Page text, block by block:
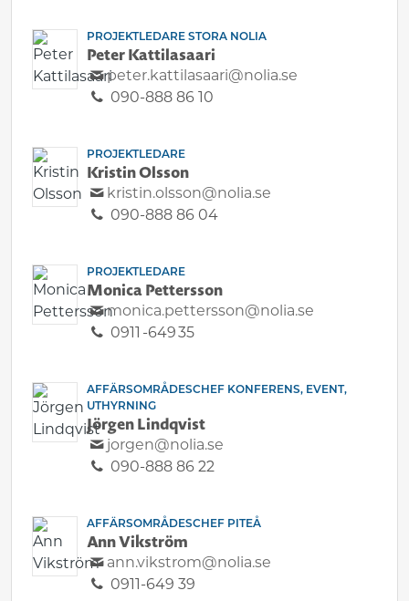
PROJEKTLEDARE STORA NOLIA
Peter Kattilasaari
peter.kattilasaari@nolia.se
090-888 86 10
PROJEKTLEDARE
Kristin Olsson
kristin.olsson@nolia.se
090-888 86 04
PROJEKTLEDARE
Monica Pettersson
monica.pettersson@nolia.se
0911 -649 35
AFFÄRSOMRÅDESCHEF KONFERENS, EVENT,
UTHYRNING
Jörgen Lindqvist
jorgen@nolia.se
090-888 86 22
AFFÄRSOMRÅDESCHEF PITEÅ
Ann Vikström
ann.vikstrom@nolia.se
0911-649 39